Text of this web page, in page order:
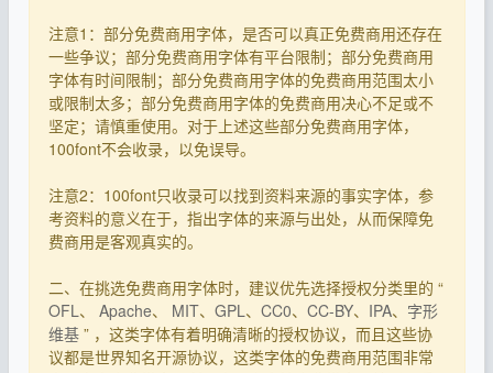
注意1：部分免费商用字体，是否可以真正免费商用还存在
一些争议；部分免费商用字体有平台限制；部分免费商用
字体有时间限制；部分免费商用字体的免费商用范围太小
或限制太多；部分免费商用字体的免费商用决心不足或不
坚定；请慎重使用。对于上述这些部分免费商用字体，
100font不会收录，以免误导。
注意2：100font只收录可以找到资料来源的事实字体，参
考资料的意义在于，指出字体的来源与出处，从而保障免
费商用是客观真实的。
二、在挑选免费商用字体时，建议优先选择授权分类里的 “
OFL、 Apache、 MIT、 GPL、 CC0、 CC-BY、 IPA、 字形
维基 ” ，这类字体有着明确清晰的授权协议，而且这些协
议都是世界知名开源协议，这类字体的免费商用范围非常